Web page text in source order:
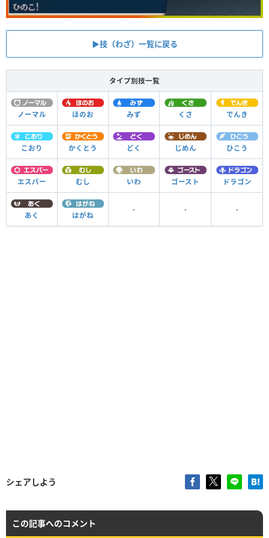
▶︎技（わざ）一覧に戻る
タイプ別技一覧
ノーマル ほのお みず くさ でんき
こおり かくとう どく じめん ひこう
エスパー むし いわ ゴースト ドラゴン
あく はがね
- - -
シェアしよう
この記事へのコメント